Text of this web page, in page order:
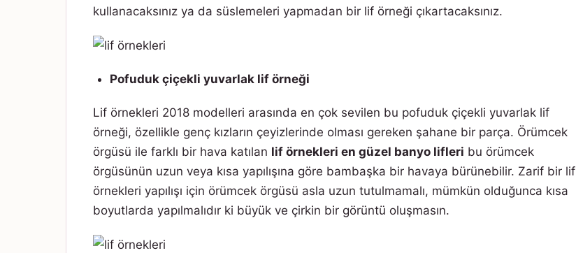
kullanacaksınız ya da süslemeleri yapmadan bir lif örneği çıkartacaksınız.
Pofudukçiçekli yuvarlak lif örneği
Lif örnekleri 2018 modelleri arasında en çok sevilen bu pofuduk çiçekli yuvarlak lif
örneği, özellikle genç kızların çeyizlerinde olması gereken şahane bir parça. Örümcek
örgüsü ile farklı bir hava katılan lif örnekleri en güzel banyo lifleri bu örümcek
örgüsünün uzun veya kısa yapılışına göre bambaşka bir havaya bürünebilir. Zarif bir lif
örnekleri yapılışı için örümcek örgüsü asla uzun tutulmamalı, mümkün olduğunca kısa
boyutlarda yapılmalıdır ki büyük ve çirkin bir görüntü oluşmasın.